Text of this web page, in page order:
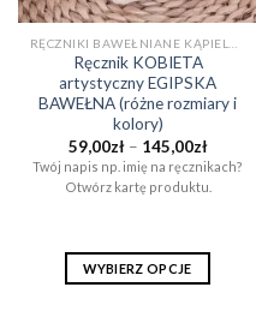
Ręcznik KOBIETA
artystyczny EGIPSKA
BAWEŁNA (różne rozmiary i
kolory)
59,00zł – 145,00złZakres
cen:
od
59,00zł
Twój napis np. imię na ręcznikach?
Otwórz kartę produktu.
WYBIERZ OPCJE